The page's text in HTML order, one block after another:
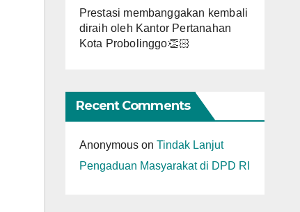
Prestasi membanggakan kembali
diraih oleh Kantor Pertanahan
Kota Probolinggo👏🏻
Recent Comments
Anonymouson Tindak Lanjut
Pengaduan Masyarakat di DPD RI